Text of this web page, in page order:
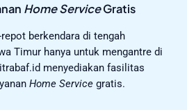
Home ServiceGratis
berkendara di tengah
Timur hanya untuk mengantre di
menyediakan fasilitas
Home Service gratis.